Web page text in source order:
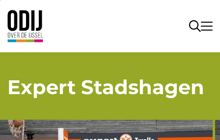
Expert Stadshagen